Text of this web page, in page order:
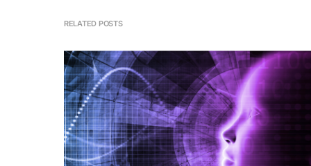
RELATED POSTS